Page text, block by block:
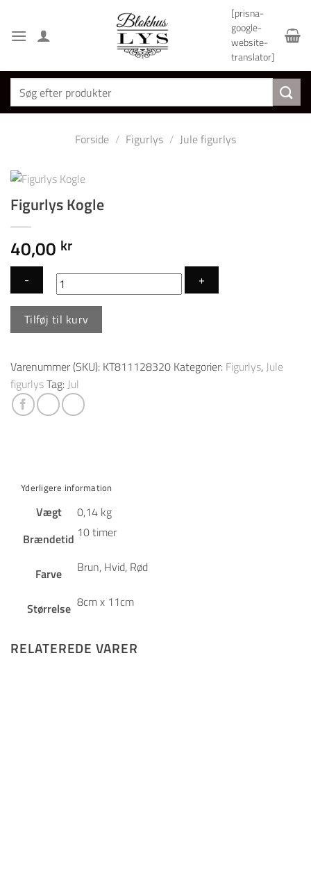
indhold
[prisna-
google-
website-
translator]
Søg
efter:
Forside / Figurlys / Jule figurlys
Figurlys Kogle
40,00 kr
Figurlys
Tilføj til kurv
Varenummer (SKU): KT811128320 Kategorier: Figurlys,Jule
figurlysTag:Jul
Yderligere information
Vægt
0,14 kg
Brændetid 10 timer
Farve Brun, Hvid, Rød
Størrelse 8cm x 11cm
RELATEREDE VARER